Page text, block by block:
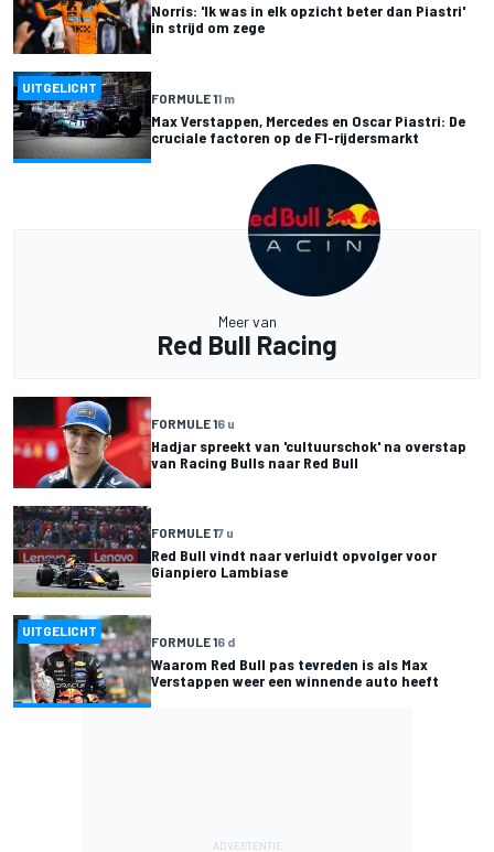
Norris: 'Ik was in elk opzicht beter dan Piastri'
in strijd om zege
UITGELICHT
FORMULE 11 m
Max Verstappen, Mercedes en Oscar Piastri: De
cruciale factoren op de F1-rijdersmarkt
Meer van
Red Bull Racing
FORMULE 16 u
Hadjar spreekt van 'cultuurschok' na overstap
van Racing Bulls naar Red Bull
FORMULE 17 u
Red Bull vindt naar verluidt opvolger voor
Gianpiero Lambiase
UITGELICHT
FORMULE 16 d
Waarom Red Bull pas tevreden is als Max
Verstappen weer een winnende auto heeft